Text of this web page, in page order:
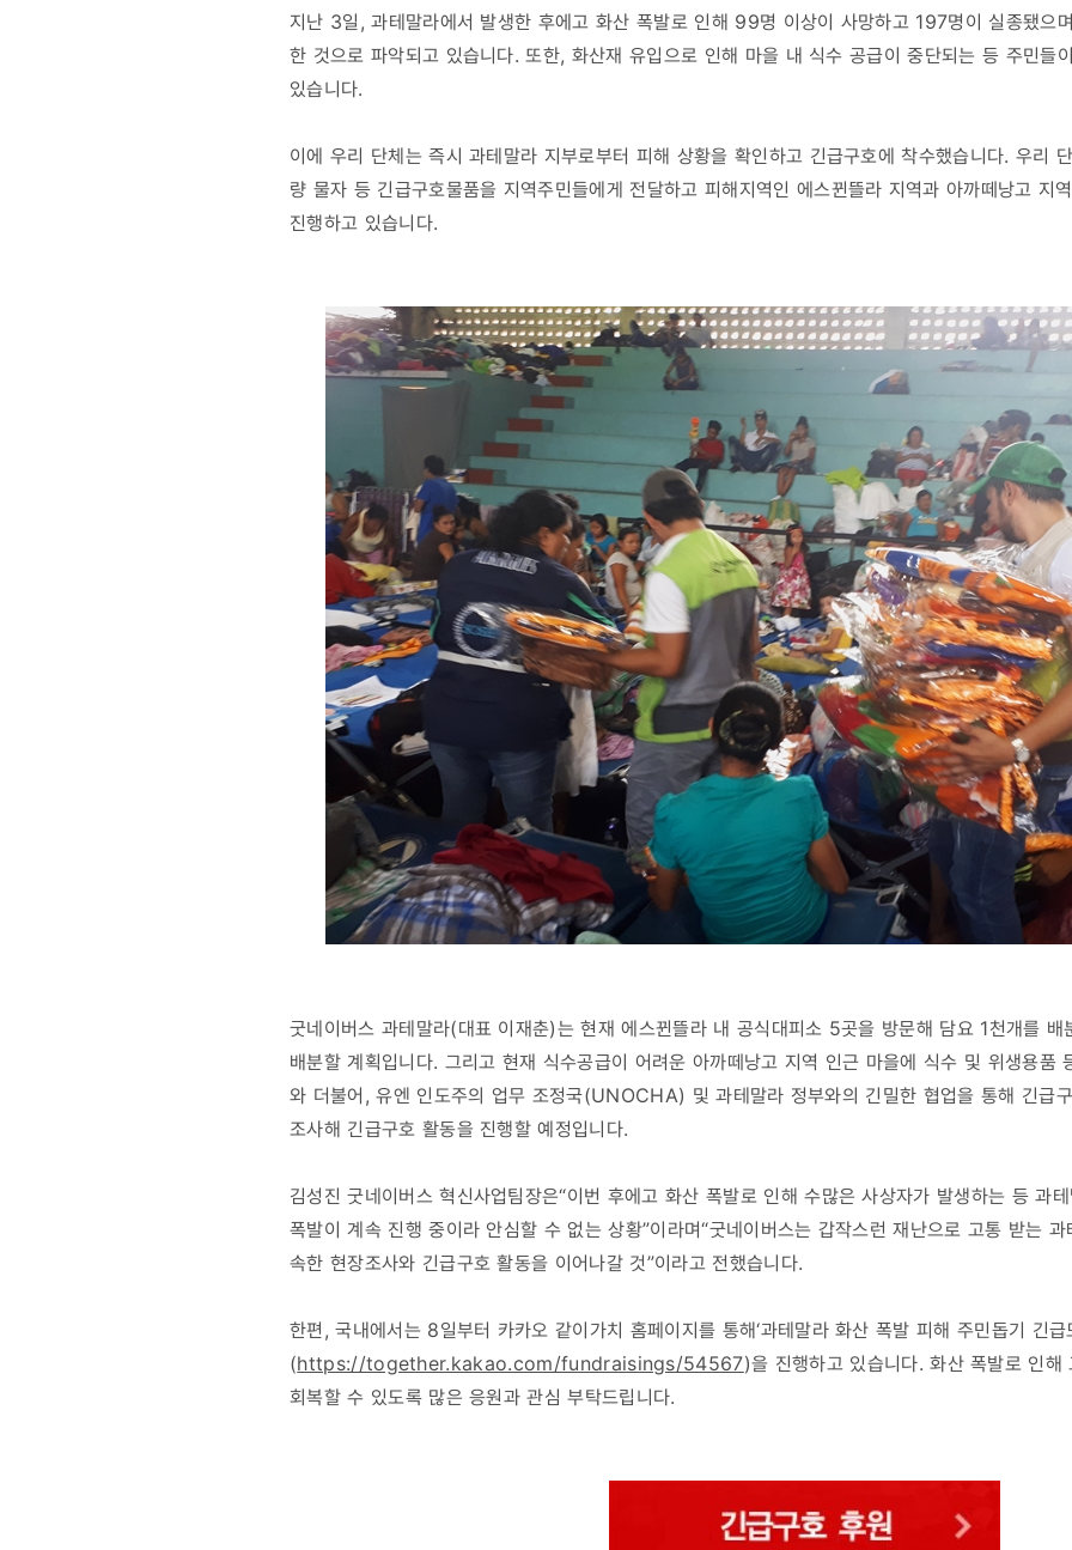
지난 3일, 과테말라에서 발생한 후에고 화산 폭발로 인해 99명 이상이 사망하고 197명이 실종됐으
한 것으로 파악되고 있습니다. 또한, 화산재 유입으로 인해 마을 내 식수 공급이 중단되는 등 주민들
있습니다.
이에 우리 단체는 즉시 과테말라 지부로부터 피해 상황을 확인하고 긴급구호에 착수했습니다. 우리
량 물자 등 긴급구호물품을 지역주민들에게 전달하고 피해지역인 에스뀐뜰라 지역과 아까떼낭고 지
진행하고 있습니다.
굿네이버스 과테말라(대표 이재춘)는 현재 에스뀐뜰라 내 공식대피소 5곳을 방문해 담요 1천개를
배분할 계획입니다. 그리고 현재 식수공급이 어려운 아까떼낭고 지역 인근 마을에 식수 및 위생용품
와 더불어, 유엔 인도주의 업무 조정국(UNOCHA) 및 과테말라 정부와의 긴밀한 협업을 통해 긴급
조사해 긴급구호 활동을 진행할 예정입니다.
김성진 굿네이버스 혁신사업팀장은“이번 후에고 화산 폭발로 인해 수많은 사상자가 발생하는 등 과
폭발이 계속 진행 중이라 안심할 수 없는 상황”이라며“굿네이버스는 갑작스런 재난으로 고통 받는
속한 현장조사와 긴급구호 활동을 이어나갈 것”이라고 전했습니다.
한편, 국내에서는 8일부터 카카오 같이가치 홈페이지를 통해‘과테말라 화산 폭발 피해 주민돕기 긴급
(https://together.kakao.com/fundraisings/54567)을 진행하고 있습니다. 화산 폭발로 인
회복할 수 있도록 많은 응원과 관심 부탁드립니다.